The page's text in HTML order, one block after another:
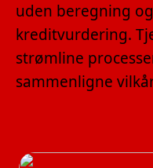
uden beregning
kreditvurdering.
strømline
sammenligne